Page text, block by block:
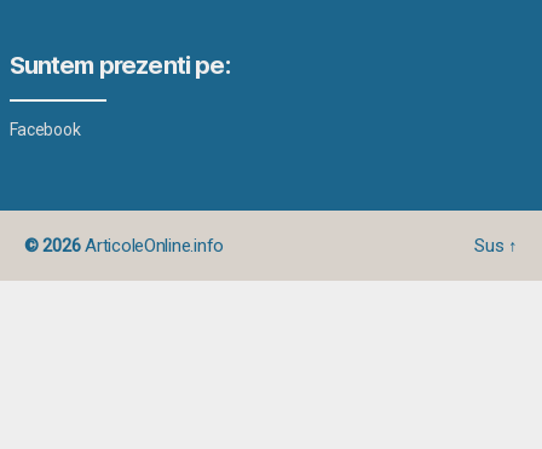
Suntem prezenti pe:
Facebook
© 2026ArticoleOnline.info Sus ↑